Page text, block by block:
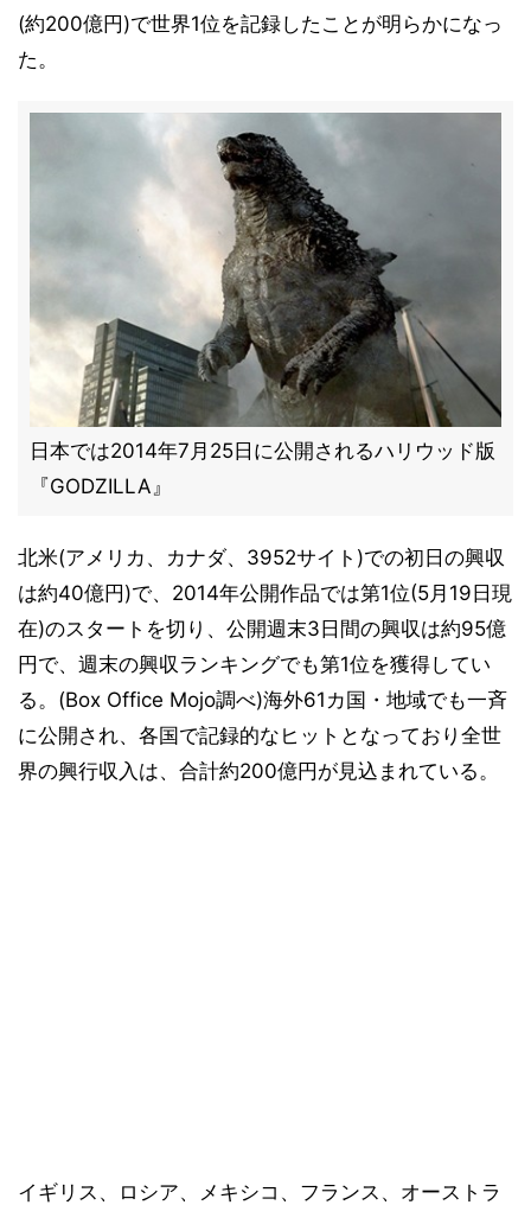
(約200億円)で世界1位を記録したことが明らかになっ
た。
日本では2014年7月25日に公開されるハリウッド版
『GODZILLA』
北米(アメリカ、カナダ、3952サイト)での初日の興収
は約40億円)で、2014年公開作品では第1位(5月19日現
在)のスタートを切り、公開週末3日間の興収は約95億
円で、週末の興収ランキングでも第1位を獲得してい
る。(Box Office Mojo調べ)海外61カ国・地域でも一斉
に公開され、各国で記録的なヒットとなっており全世
界の興行収入は、合計約200億円が見込まれている。
イギリス、ロシア、メキシコ、フランス、オーストラ